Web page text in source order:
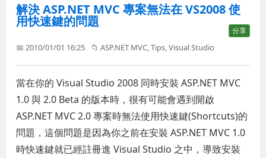
解決 ASP.NET MVC 專案無法在 VS2008 使
用快速鍵的問題
分享
📅 2010/01/01 16:25 📁ASP.NET MVC,Tips,Visual Studio
當在你的 Visual Studio 2008 同時安裝 ASP.NET MVC
1.0 與 2.0 Beta 的版本時，很有可能會遇到開啟
ASP.NET MVC 2.0 專案時無法使用快速鍵(Shortcuts)的
問題，這個問題是因為你之前在安裝 ASP.NET MVC 1.0
時快速鍵就已經註冊進 Visual Studio 之中，導致安裝